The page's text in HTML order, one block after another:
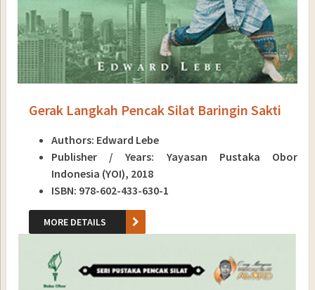
Gerak Langkah Pencak Silat Baringin Sakti
Authors: Edward Lebe
Publisher / Years: Yayasan Pustaka Obor
Indonesia (YOI), 2018
ISBN: 978-602-433-630-1
MORE DETAILS